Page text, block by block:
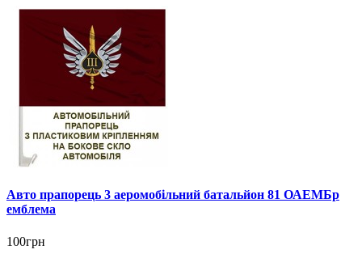
Авто прапорець 3 аеромобільний батальйон 81 ОАЕМБр
емблема
100грн